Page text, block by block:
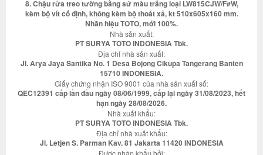
8. Chậu rửa treo tường bằng sứ màu trắng loại LW815CJW/F#W,
kèm bộ vít cố định, không kèm bộ thoát xả, kt 510x605x160 mm.
Nhãn hiệu TOTO, mới 100%.
Nhà sản xuất:
PT SURYA TOTO INDONESIA Tbk.
Địa chỉ nhà sản xuất:
Jl. Arya Jaya Santika No. 1 Desa Bojong Cikupa Tangerang Banten
15710 INDONESIA.
Giấy chứng nhận ISO 9001 của nhà sản xuất số:
QEC12391 cấp lần đầu ngày 08/06/1999, cấp lại ngày 31/08/2023, hết
hạn ngày 28/08/2026.
Nhà xuất khẩu:
PT SURYA TOTO INDONESIA Tbk.
Địa chỉ nhà xuất khẩu:
Jl. Letjen S. Parman Kav. 81 Jakarta 11420 INDONESIA
Được nhập khẩu bởi: